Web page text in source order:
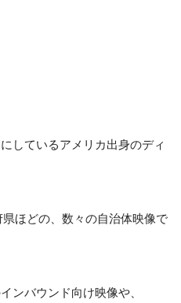
しているアメリカ出身のディ
ほどの、数々の自治体映像で
ンバウンド向け映像や、